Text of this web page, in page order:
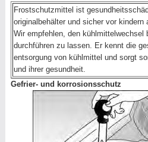
Frostschutzmittel ist
originalbehälter und sicher vor kindern
Wir empfehlen, den kühlmittelwechsel
durchführen zu lassen. Er kennt die
entsorgung von kühlmittel und sorgt
und ihrer gesundheit.
Gefrier- und korrosionsschutz